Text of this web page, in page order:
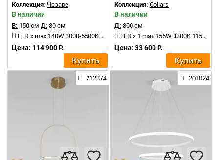
Коллекция: Чезаре
В наличии
В: 150 см Д: 80 см
LED x max 140W 3000-5500K 13000Lm
Цена: 114 900 Р.
Купить
Коллекция: Collars
В наличии
Д: 800 см
LED x 1 max 155W 3300K 11500Lm
Цена: 33 600 Р.
Купить
212374 201024